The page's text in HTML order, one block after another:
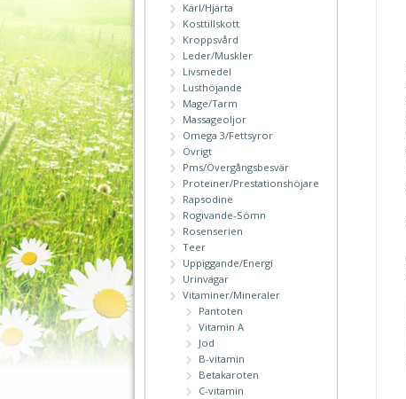
Kärl/Hjärta
Kosttillskott
Kroppsvård
Leder/Muskler
Livsmedel
Lusthöjande
Mage/Tarm
Massageoljor
Omega 3/Fettsyror
Övrigt
Pms/Övergångsbesvär
Proteiner/Prestationshöjare
Rapsodine
Rogivande-Sömn
Rosenserien
Teer
Uppiggande/Energi
Urinvägar
Vitaminer/Mineraler
Pantoten
Vitamin A
Jod
B-vitamin
Betakaroten
C-vitamin